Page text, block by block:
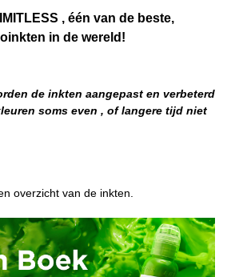
, één van de beste,
in de wereld!
de inkten aangepast en verbeterd
soms even , of langere tijd niet
overzicht van de inkten.